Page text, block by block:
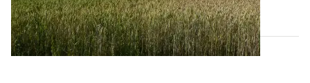
30 JUILL. 2024